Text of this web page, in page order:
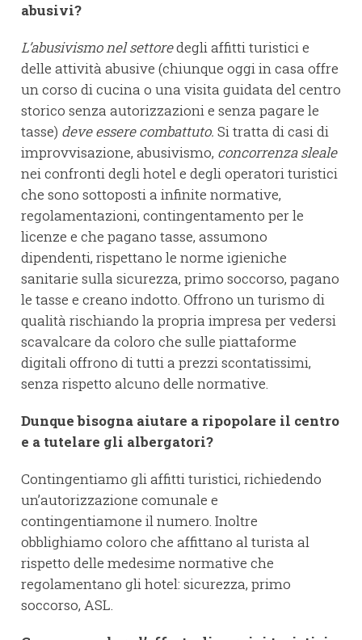
abusivi?
L’abusivismo nel settoredegli affitti turistici e
delle attività abusive (chiunque oggi in casa offre
un corso di cucina o una visita guidata del centro
storico senza autorizzazioni e senza pagare le
tasse) deve essere combattuto. Si tratta di casi di
improvvisazione, abusivismo, concorrenza sleale
nei confronti degli hotel e degli operatori turistici
che sono sottoposti a infinite normative,
regolamentazioni, contingentamento per le
licenze e che pagano tasse, assumono
dipendenti, rispettano le norme igieniche
sanitarie sulla sicurezza, primo soccorso, pagano
le tasse e creano indotto. Offrono un turismo di
qualità rischiando la propria impresa per vedersi
scavalcare da coloro che sulle piattaforme
digitali offrono di tutti a prezzi scontatissimi,
senza rispetto alcuno delle normative.
Dunque bisogna aiutare a ripopolare il centro
e a tutelare gli albergatori?
Contingentiamo gli affitti turistici, richiedendo
un’autorizzazione comunale e
contingentiamone il numero. Inoltre
obblighiamo coloro che affittano al turista al
rispetto delle medesime normative che
regolamentano gli hotel: sicurezza, primo
soccorso, ASL.